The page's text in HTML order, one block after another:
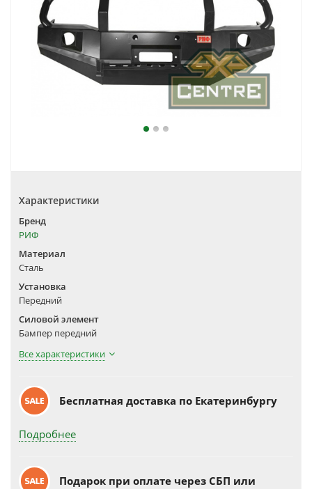
Характеристики
Бренд
РИФ
Материал
Сталь
Установка
Передний
Силовой элемент
Бампер передний
Все характеристики
Бесплатная доставка по Екатеринбургу
Подробнее
Подарок при оплате через СБП или